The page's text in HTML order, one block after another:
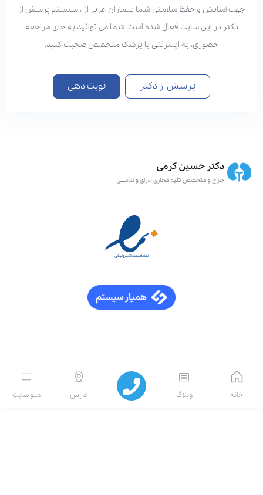
آسایش و حفظ سلامتی شما بیماران عزیز از ، سیستم پرسش از
دکتر در این سایت فعال شده است. شما می توانید به جای مراجعه
حضوری، به اینترنتی با پزشک متخصص صحبت کنید.
پرسش از دکتر نوبت دهی
منو سایت